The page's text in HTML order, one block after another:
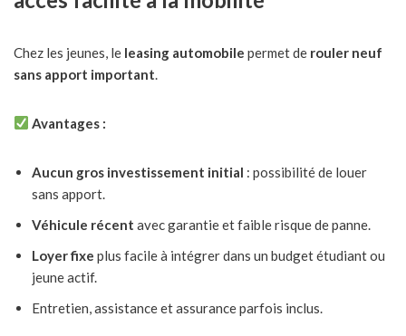
Chez les jeunes, le leasing automobile permet de rouler neuf
sans apport important.
Avantages :
Aucun gros investissement initial : possibilité de louer
sans apport.
Véhicule récent avec garantie et faible risque de panne.
Loyer fixe plus facile à intégrer dans un budget étudiant ou
jeune actif.
Entretien, assistance et assurance parfois inclus.